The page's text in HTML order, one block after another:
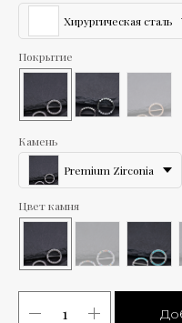
Хирургическая сталь
Покрытие
Камень
Premium Zirconia
Цвет камня